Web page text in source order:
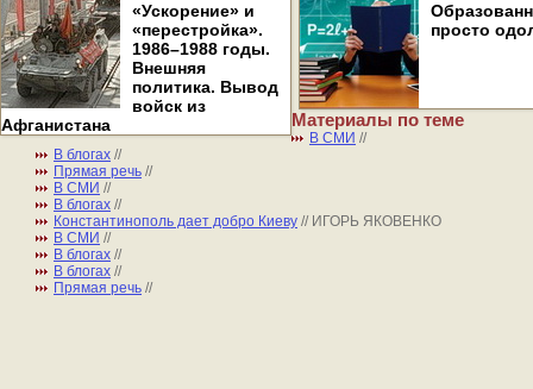
«Ускорение» и
«перестройка».
1986–1988 годы.
Внешняя
политика. Вывод
войск из
Афганистана
просто
Материалы по теме
В СМИ //
В блогах //
Прямая речь //
В СМИ //
В блогах //
Константинополь дает добро Киеву // ИГОРЬ ЯКОВЕНКО
В СМИ //
В блогах //
В блогах //
Прямая речь //